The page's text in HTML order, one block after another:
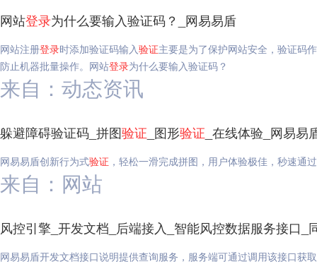
网站登录为什么要输入验证码？_网易易盾
网站注册登录时添加验证码输入验证主要是为了保护网站安全，验证码
防止机器批量操作。网站登录为什么要输入验证码？
来自：动态资讯
躲避障碍验证码_拼图验证 _图形验证 _在线体验_网易易
网易易盾创新行为式验证 ，轻松一滑完成拼图，用户体验极佳，秒速通过
来自：网站
风控引擎_开发文档_后端接入_智能风控数据服务接口_
网易易盾开发文档接口说明提供查询服务，服务端可通过调用该接口获